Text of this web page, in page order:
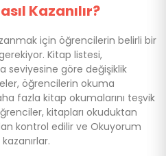
Kazanılır?
için öğrencilerin belirli bir
Kitap listesi,
seviyesine göre değişiklik
öğrencilerin okuma
fazla kitap okumalarını teşvik
kitapları okuduktan
kontrol edilir ve Okuyorum